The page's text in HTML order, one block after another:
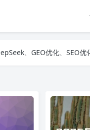
优化、建站技术、私域运营、直播
优化、建站技术、私域运营、直播